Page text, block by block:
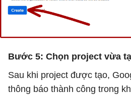
Bước 5: Chọn project vừa
Sau khi project được tạo,
thông báo thành công trong